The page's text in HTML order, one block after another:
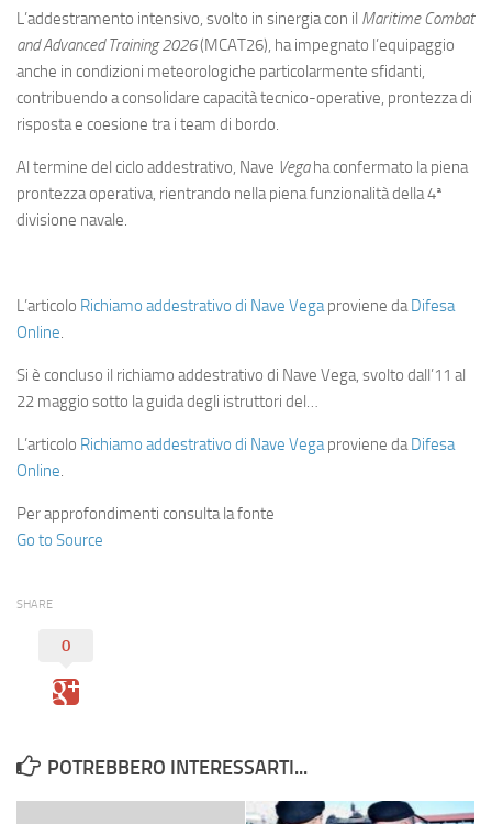
L’addestramento intensivo, svolto in sinergia con il Maritime Combat
and Advanced Training 2026(MCAT26), ha impegnato l’equipaggio
anche in condizioni meteorologiche particolarmente sfidanti,
contribuendo a consolidare capacità tecnico-operative, prontezza di
risposta e coesione tra i team di bordo.
Al termine del ciclo addestrativo, Nave Vegaha confermato la piena
prontezza operativa, rientrando nella piena funzionalità della 4ª
divisione navale.​
L’articolo Richiamo addestrativo di Nave Vegaproviene daDifesa
Online.
Si è concluso il richiamo addestrativo di Nave Vega, svolto dall’11 al
22 maggio sotto la guida degli istruttori del…
L’articolo Richiamo addestrativo di Nave Vegaproviene daDifesa
Online.
Per approfondimenti consulta la fonte
Go to Source
SHARE
0
POTREBBERO INTERESSARTI...